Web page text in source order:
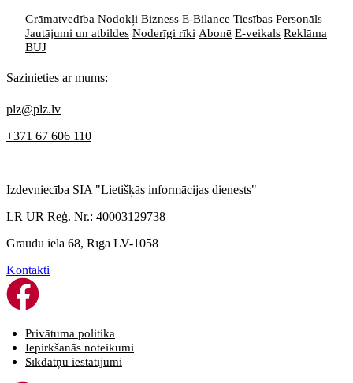
Grāmatvedība Nodokļi Bizness E-Bilance Tiesības Personāls
Jautājumi un atbildes Noderīgi rīki Abonē E-veikals Reklāma
BUJ
Sazinieties ar mums:
plz@plz.lv
+371 67 606 110
Izdevniecība SIA "Lietišķās informācijas dienests"
LR UR Reģ. Nr.: 40003129738
Graudu iela 68, Rīga LV-1058
Kontakti
Privātuma politika
Iepirkšanās noteikumi
Sīkdatņu iestatījumi